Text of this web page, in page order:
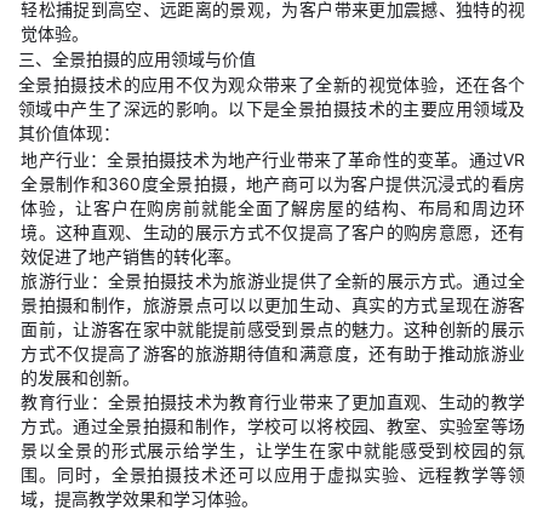
轻松捕捉到高空、远距离的景观，为客户带来更加震撼、独特的视
觉体验。
三、全景拍摄的应用领域与价值
全景拍摄技术的应用不仅为观众带来了全新的视觉体验，还在各个
领域中产生了深远的影响。以下是全景拍摄技术的主要应用领域及
其价值体现：
地产行业：全景拍摄技术为地产行业带来了革命性的变革。通过VR
全景制作和360度全景拍摄，地产商可以为客户提供沉浸式的看房
体验，让客户在购房前就能全面了解房屋的结构、布局和周边环
境。这种直观、生动的展示方式不仅提高了客户的购房意愿，还有
效促进了地产销售的转化率。
旅游行业：全景拍摄技术为旅游业提供了全新的展示方式。通过全
景拍摄和制作，旅游景点可以以更加生动、真实的方式呈现在游客
面前，让游客在家中就能提前感受到景点的魅力。这种创新的展示
方式不仅提高了游客的旅游期待值和满意度，还有助于推动旅游业
的发展和创新。
教育行业：全景拍摄技术为教育行业带来了更加直观、生动的教学
方式。通过全景拍摄和制作，学校可以将校园、教室、实验室等场
景以全景的形式展示给学生，让学生在家中就能感受到校园的氛
围。同时，全景拍摄技术还可以应用于虚拟实验、远程教学等领
域，提高教学效果和学习体验。